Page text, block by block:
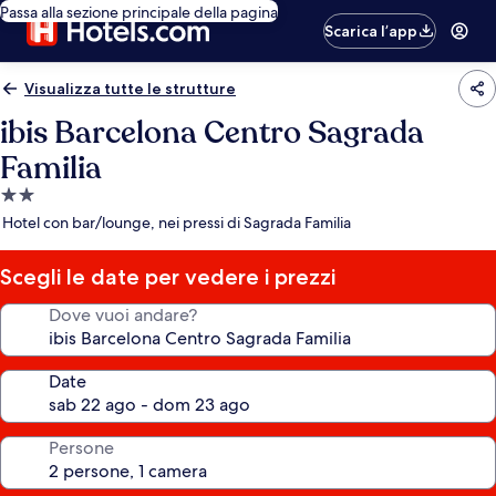
Passa alla sezione principale della pagina
Scarica l’app
Visualizza tutte le strutture
ibis Barcelona Centro Sagrada
Familia
Struttura
a
stelle
Hotel con bar/lounge, nei pressi di Sagrada Familia
Scegli le date per vedere i prezzi
Dove vuoi andare?
Date
Persone